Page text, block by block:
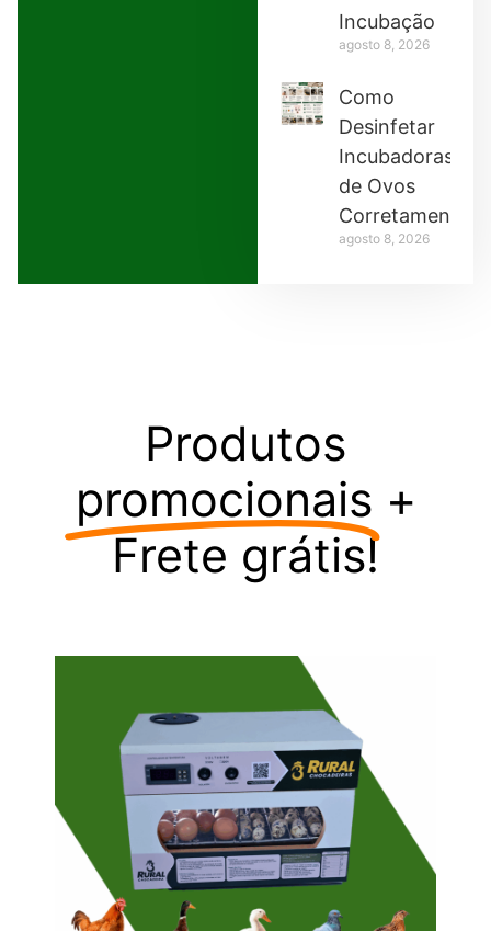
Incubação
agosto 8, 2026
Como
Desinfetar
Incubadoras
de Ovos
Corretamente
agosto 8, 2026
Produtos
promocionais +
Frete grátis!